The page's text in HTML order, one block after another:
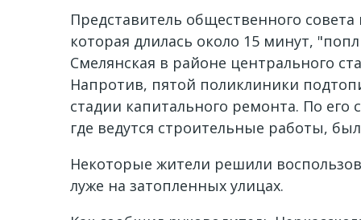
Представитель общественного
которая длилась около 15 минут,
Смелянская в районе центрального
Напротив, пятой поликлиники
стадии капитального ремонта. По
где ведутся строительные работы,
Некоторые жители решили
луже на затопленных улицах.